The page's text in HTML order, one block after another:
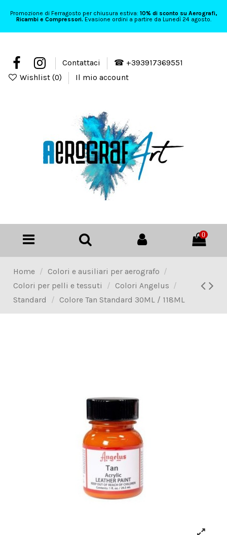
Promozione di Ferragosto per chiusura estiva: 10% di sconto su Aerografi,
Ricambi e Compressori. Evasione ordini a partire da Lunedì 24 agosto.
Contattaci
☎ +393917369551
Wishlist (0) Il mio account
0
Home
Colori e ausiliari per aerografo
Colori per pelli e tessuti
Colori Angelus
Standard
Colore Tan Standard 30ML / 118ML